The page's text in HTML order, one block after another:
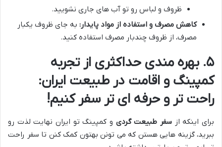
ظروف و لباس رو تو آب های جاری نشویید.
کاهش مصرف و استفاده از مواد پایدار: به جای ظروف یکبار
مصرف، از ظروف چندبار مصرف استفاده کنید.
۵. بهره مندی حداکثری از تجربه
کمپینگ و اقامت در طبیعت ایران:
راحت تر و حرفه ای تر سفر کنیم!
برای اینکه از سفر طبیعت گردی و کمپینگ تو ایران نهایت لذت رو
ببرید، گزینه هایی هستن که می تونن بهتون کمک کنن تا سفر راحت